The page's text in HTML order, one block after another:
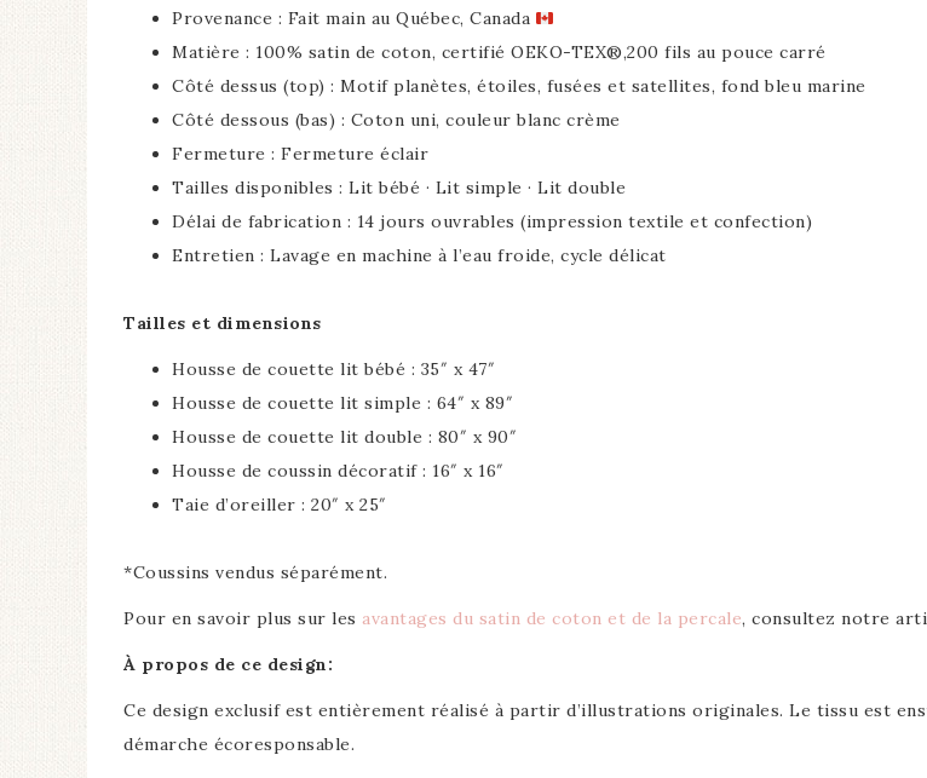
Provenance : Fait main au Québec, Canada
Matière : 100% satin de coton, certifié OEKO-TEX®,200 fils au pouce carré
Côté dessus (top) : Motif planètes, étoiles, fusées et satellites, fond bleu marine
Côté dessous (bas) : Coton uni, couleur blanc crème
Fermeture : Fermeture éclair
Tailles disponibles : Lit bébé · Lit simple · Lit double
Délai de fabrication : 14 jours ouvrables (impression textile et confection)
Entretien : Lavage en machine à l’eau froide, cycle délicat
Tailles et dimensions
Housse de couette lit bébé : 35″ x 47″
Housse de couette lit simple : 64″ x 89″
Housse de couette lit double : 80″ x 90″
Housse de coussin décoratif : 16″ x 16″
Taie d’oreiller : 20″ x 25″
*Coussins vendus séparément.
Pour en savoir plus sur les avantages du satin de coton et de la percale, consultez notre
À propos de ce design:
Ce design exclusif est entièrement réalisé à partir d’illustrations originales. Le tissu est
démarche écoresponsable.